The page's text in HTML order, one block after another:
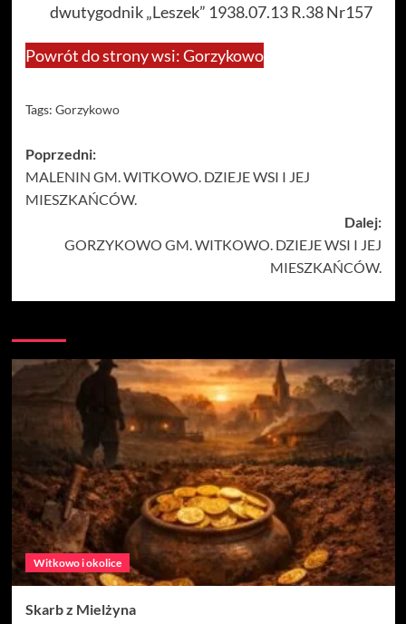
dwutygodnik „Leszek” 1938.07.13 R.38 Nr157
Powrót do strony wsi: Gorzykowo
Tags: Gorzykowo
Zobacz
wpisy
Poprzedni:
MALENIN GM. WITKOWO. DZIEJE WSI I JEJ
MIESZKAŃCÓW.
Dalej:
GORZYKOWO GM. WITKOWO. DZIEJE WSI I JEJ
MIESZKAŃCÓW.
Witkowo i okolice
Skarb z Mielżyna